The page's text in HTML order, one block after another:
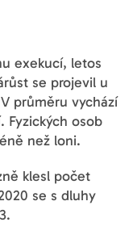
exekucí, letos
se projevil u
průměru vychází
Fyzických osob
než loni.
klesl počet
se s dluhy